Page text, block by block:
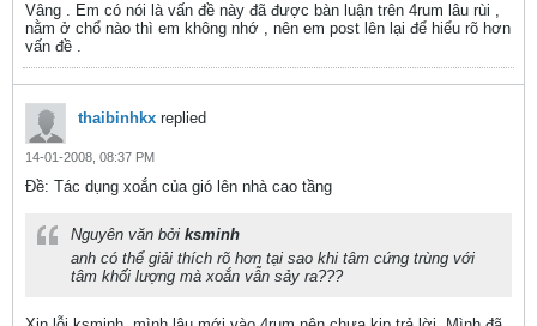
Vâng . Em có nói là vấn đề này đã được bàn luận trên 4rum lâu rùi ,
nằm ở chổ nào thì em không nhớ , nên em post lên lại để hiểu rõ hơn
vấn đề .
thaibinhkx replied
14-01-2008, 08:37 PM
Ðề: Tác dụng xoắn của gió lên nhà cao tầng
Nguyên văn bởi ksminh
anh có thể giải thích rõ hơn tại sao khi tâm cứng trùng với
tâm khối lượng mà xoắn vẫn sảy ra???